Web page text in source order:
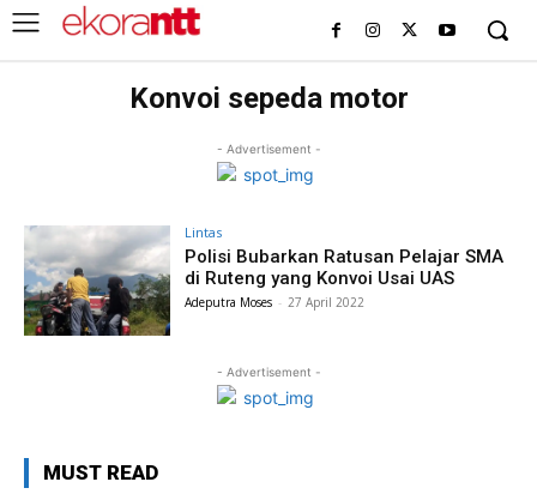
Konvoi sepeda motor
- Advertisement -
Lintas
Polisi Bubarkan Ratusan Pelajar SMA
di Ruteng yang Konvoi Usai UAS
Adeputra Moses - 27 April 2022
- Advertisement -
MUST READ